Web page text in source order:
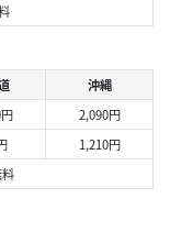
沖縄
2,090円
1,210円